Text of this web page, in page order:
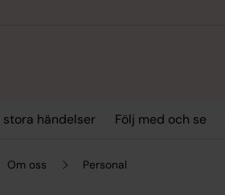
stora händelser Följ med och se
Om oss Personal